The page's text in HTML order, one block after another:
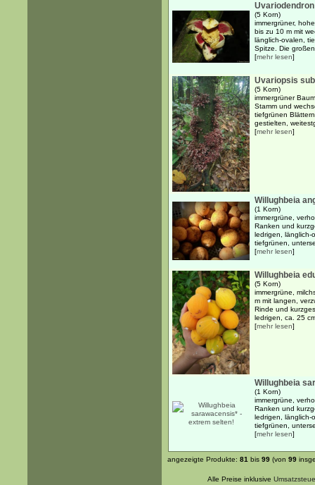
(5 Korn)
immergrüner,
bis zu 10 m mit
länglich-ovalen,
Spitze. Die
[mehr lesen]
Uvariopsis
(5 Korn)
immergrüner
Stamm und
tiefgrünen
gestielten,
[mehr lesen]
Willughbeia
(1 Korn)
immergrüne,
Ranken und
ledrigen, länglich-
tiefgrünen,
[mehr lesen]
Willughbeia
(5 Korn)
immergrüne,
m mit langen,
Rinde und
ledrigen, ca. 25
[mehr lesen]
Willughbeia
(1 Korn)
immergrüne,
Ranken und
ledrigen, länglich-
tiefgrünen,
[mehr lesen]
angezeigte Produkte: 81 bis 99 (von 99
Alle Preise inklusive